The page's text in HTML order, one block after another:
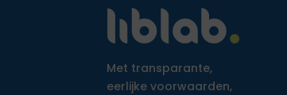
Met transparante,
eerlijke voorwaarden,